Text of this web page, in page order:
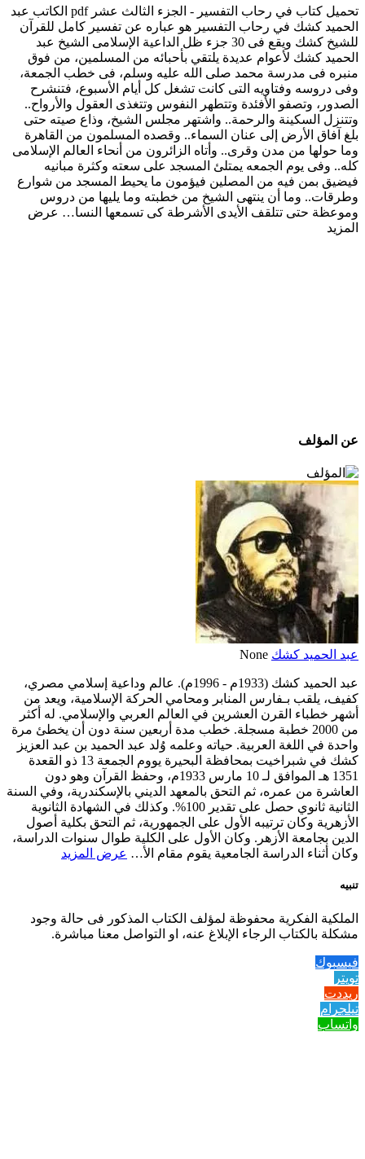
تحميل كتاب في رحاب التفسير - الجزء الثالث عشر pdf الكاتب عبد
الحميد كشك في رحاب التفسير هو عباره عن تفسير كامل للقرآن
للشيخ كشك ويقع فى 30 جزء ظل الداعية الإسلامى الشيخ عبد
الحميد كشك لأعوام عديدة يلتقي بأحبائه من المسلمين، من فوق
منبره فى مدرسة محمد صلى الله عليه وسلم، فى خطب الجمعة،
وفى دروسه وفتاويه التى كانت تشغل كل أيام الأسبوع، فتنشرح
الصدور، وتصفو الأفئدة وتتطهر النفوس وتتغذى العقول والأرواح..
وتتنزل السكينة والرحمة.. واشتهر مجلس الشيخ، وذاع صيته حتى
بلغ آفاق الأرض إلى عنان السماء.. وقصده المسلمون من القاهرة
وما حولها من مدن وقرى.. وأتاه الزائرون من أنحاء العالم الإسلامى
كله.. وفى يوم الجمعه يمتلئ المسجد على سعته وكثرة مبانيه
فيضيق بمن فيه من المصلين فيؤمون ما يحيط المسجد من شوارع
وطرقات.. وما أن ينتهى الشيخ من خطبته وما يليها من دروس
وموعظة حتى تتلقف الأيدى الأشرطة كى تسمعها النسا… عرض
المزيد
عن المؤلف
عبد الحميد كشك None
عبد الحميد كشك (1933م - 1996م). عالم وداعية إسلامي مصري،
كفيف، يلقب بـفارس المنابر ومحامي الحركة الإسلامية، ويعد من
أشهر خطباء القرن العشرين في العالم العربي والإسلامي. له أكثر
من 2000 خطبة مسجلة. خطب مدة أربعين سنة دون أن يخطئ مرة
واحدة في اللغة العربية. حياته وعلمه وُلد عبد الحميد بن عبد العزيز
كشك في شبراخيت بمحافظة البحيرة يووم الجمعة 13 ذو القعدة
1351 هـ الموافق لـ 10 مارس 1933م، وحفظ القرآن وهو دون
العاشرة من عمره، ثم التحق بالمعهد الديني بالإسكندرية، وفي السنة
الثانية ثانوي حصل على تقدير 100%. وكذلك في الشهادة الثانوية
الأزهرية وكان ترتيبه الأول على الجمهورية، ثم التحق بكلية أصول
الدين بجامعة الأزهر. وكان الأول على الكلية طوال سنوات الدراسة،
وكان أثناء الدراسة الجامعية يقوم مقام الأ… عرض المزيد
تنبيه
الملكية الفكرية محفوظة لمؤلف الكتاب المذكور فى حالة وجود
مشكلة بالكتاب الرجاء الإبلاغ عنه، او التواصل معنا مباشرة.
فيسبوك
تويتر
ريددت
تيلجرام
واتساب